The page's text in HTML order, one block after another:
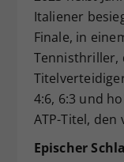
Italiener
Finale, in
Tennisthriller,
4:6, 6:3 und
ATP-Titel,
Epischer
Zweck